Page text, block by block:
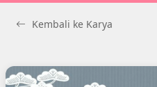
Kembali ke Karya